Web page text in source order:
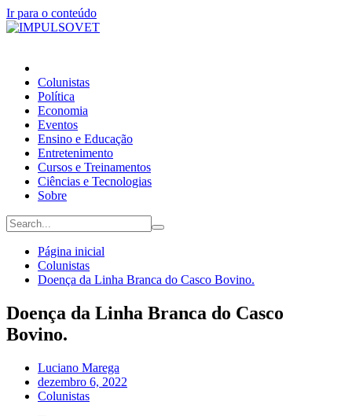
Ir para o conteúdo
Colunistas
Política
Economia
Eventos
Ensino e Educação
Entretenimento
Cursos e Treinamentos
Ciências e Tecnologias
Sobre
Página inicial
Colunistas
Doença da Linha Branca do Casco Bovino.
Doença da Linha Branca do Casco
Bovino.
Luciano Marega
dezembro 6, 2022
Colunistas